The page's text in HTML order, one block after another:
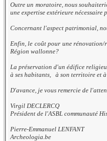
Outre un moratoire, nous
une expertise extérieure
Concernant l'aspect patrimonial,
Enfin, le coût pour une rénovation/
Région wallonne?
La préservation d'un édifice
à ses habitants, à son territoire et
D'avance, je vous remercie de
Virgil DECLERCQ
Président de l'ASBL communauté
Pierre-Emmanuel LENFANT
Archeologia.be